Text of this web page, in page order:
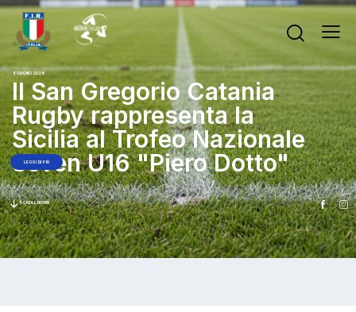
8 GIUGNO 2026
Il San Gregorio Catania
Rugby rappresenta la
Sicilia al Trofeo Nazionale
Seven U16 "Piero Dotto"
LEGGI DI PIÙ
SCROLL DOWN